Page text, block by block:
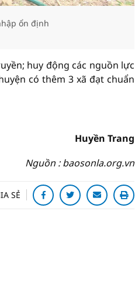
ổn định
huy động các nguồn lực
có thêm 3 xã đạt chuẩn
Huyền Trang
Nguồn : baosonla.org.vn
SẺ